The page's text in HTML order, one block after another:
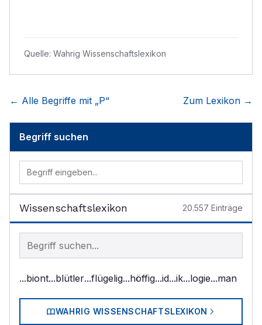
Quelle: Wahrig Wissenschaftslexikon
← Alle Begriffe mit „P“ Zum Lexikon →
Begriff suchen
Wissenschaftslexikon 20.557 Einträge
Begriff im Lexikon suchen
...biont...blütler...flügelig...höffig...id...ik...logie...man
WAHRIG WISSENSCHAFTSLEXIKON